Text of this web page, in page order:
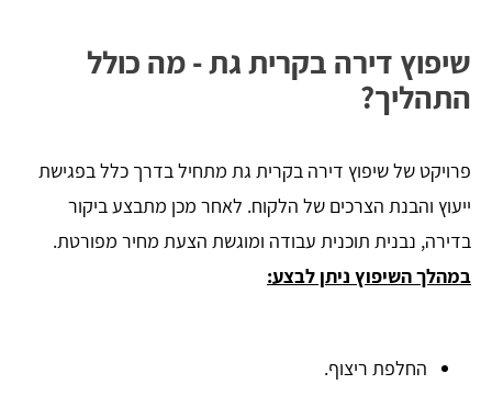
שיפוץ דירה בקרית גת - מה כולל
התהליך?
פרויקט של שיפוץ דירה בקרית גת מתחיל בדרך כלל בפגישת
ייעוץ והבנת הצרכים של הלקוח. לאחר מכן מתבצע ביקור
בדירה, נבנית תוכנית עבודה ומוגשת הצעת מחיר מפורטת.
במהלך השיפוץ ניתן לבצע:
החלפת ריצוף.